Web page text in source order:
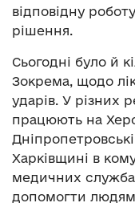
відповідну
рішення.
Сьогодні було й
Зокрема, щодо
ударів. У різних
працюють на
Харківщині в
медичних
допомогти